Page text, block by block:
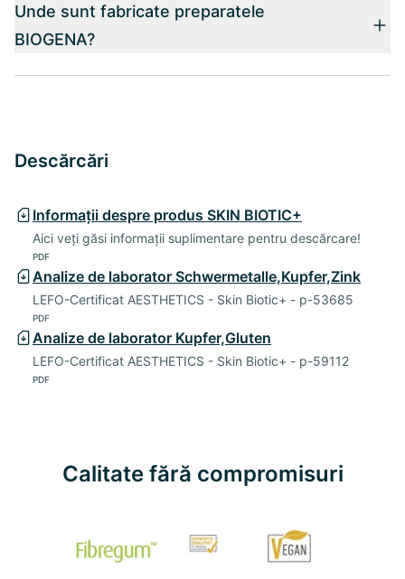
Unde sunt fabricate preparatele
BIOGENA?
Descărcări
Informații despre produs SKIN BIOTIC+
Aici veți găsi informații suplimentare pentru descărcare!
PDF
Analize de laborator Schwermetalle,Kupfer,Zink
LEFO-Certificat AESTHETICS - Skin Biotic+ - p-53685
PDF
Analize de laborator Kupfer,Gluten
LEFO-Certificat AESTHETICS - Skin Biotic+ - p-59112
PDF
Calitate fără compromisuri